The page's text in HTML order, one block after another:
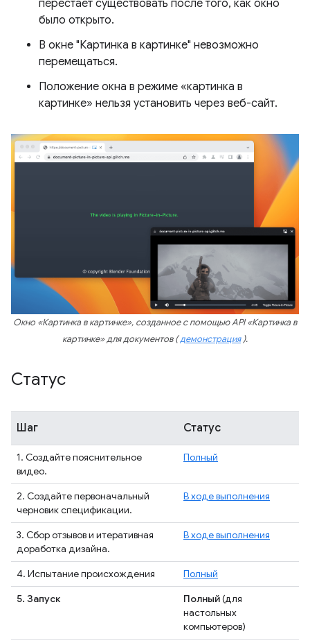
перестаёт существовать после того, как окно
было открыто.
В окне "Картинка в картинке" невозможно
перемещаться.
Положение окна в режиме «картинка в
картинке» нельзя установить через веб-сайт.
Окно «Картинка в картинке», созданное с помощью API «Картинка в
картинке» для документов (демонстрация).
Статус
Шаг Статус
1. Создайте пояснительное
видео.
Полный
2. Создайте первоначальный
черновик спецификации.
В ходе выполнения
3. Сбор отзывов и итеративная
доработка дизайна.
В ходе выполнения
4. Испытание происхождения
Полный
5. Запуск
Полный(для
настольных
компьютеров)